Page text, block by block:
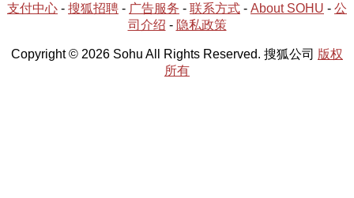
支付中心 - 搜狐招聘 - 广告服务 - 联系方式 - About SOHU - 公
司介绍 - 隐私政策
Copyright © 2026 Sohu All Rights Reserved. 搜狐公司 版权
所有